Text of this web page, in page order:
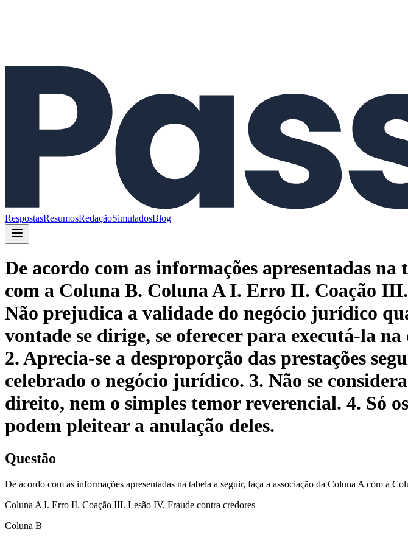
RespostasResumosRedaçãoSimuladosBlog
De acordo com as informações apresentadas
com a Coluna B. Coluna A I. Erro II. Coação
Não prejudica a validade do negócio jurídico
vontade se dirige, se oferecer para executá-la
2. Aprecia-se a desproporção das prestações
celebrado o negócio jurídico. 3. Não se
direito, nem o simples temor reverencial. 4. Só
podem pleitear a anulação deles.
Questão
De acordo com as informações apresentadas na tabela a seguir, faça a associação da Coluna A com a
Coluna A I. Erro II. Coação III. Lesão IV. Fraude contra credores
Coluna B